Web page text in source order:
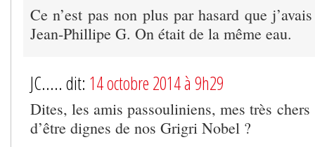
Ce n’est pas non plus par hasard que
Jean-Phillipe G. On était de la même eau.
JC..... dit: 14 octobre 2014 à 9h29
Dites, les amis passouliniens, mes très
d’être dignes de nos Grigri Nobel ?